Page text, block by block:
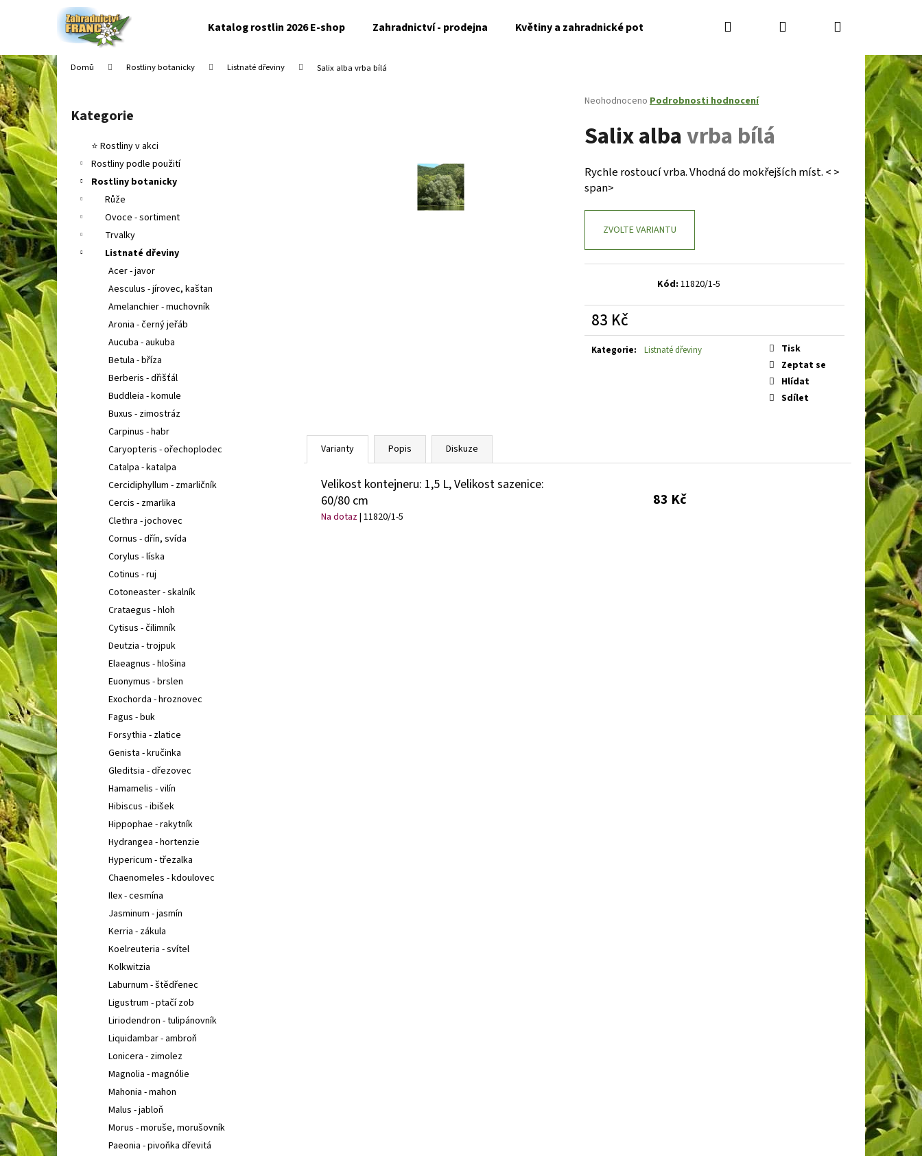
Katalog rostlin 2026 E-shop Zahradnictví - prodejna Květiny a zahradnické potřeby Kontakty Jak nakupovat
Hledat PřihlášeníNákupní
košík
Domů Rostliny botanicky Listnaté dřeviny Salix alba vrba bílá
P
o
s
t
r
a
n
n
í
p
a
n
e
l
Přeskočit
kategorie
Kategorie
⭐ Rostliny v akci
Rostliny podle použití
Rostliny botanicky
Růže
Ovoce - sortiment
Trvalky
Listnaté dřeviny
Acer - javor
Aesculus - jírovec, kaštan
Amelanchier - muchovník
Aronia - černý jeřáb
Aucuba - aukuba
Betula - bříza
Berberis - dřišťál
Buddleia - komule
Buxus - zimostráz
Carpinus - habr
Caryopteris - ořechoplodec
Catalpa - katalpa
Cercidiphyllum - zmarličník
Cercis - zmarlika
Clethra - jochovec
Cornus - dřín, svída
Corylus - líska
Cotinus - ruj
Cotoneaster - skalník
Crataegus - hloh
Cytisus - čilimník
Deutzia - trojpuk
Elaeagnus - hlošina
Euonymus - brslen
Exochorda - hroznovec
Fagus - buk
Forsythia - zlatice
Genista - kručinka
Gleditsia - dřezovec
Hamamelis - vilín
Hibiscus - ibišek
Hippophae - rakytník
Hydrangea - hortenzie
Hypericum - třezalka
Chaenomeles - kdoulovec
Ilex - cesmína
Jasminum - jasmín
Kerria - zákula
Koelreuteria - svítel
Kolkwitzia
Laburnum - štědřenec
Ligustrum - ptačí zob
Liriodendron - tulipánovník
Liquidambar - ambroň
Lonicera - zimolez
Magnolia - magnólie
Mahonia - mahon
Malus - jabloň
Morus - moruše, morušovník
Paeonia - pivoňka dřevitá
Průměrné
produktu
je
z
5
hvězdiček.
Neohodnoceno Podrobnosti hodnocení
Salix albavrba bílá
Rychle rostoucí vrba. Vhodná do mokřejších míst. < >
span>
ZVOLTE VARIANTU
Kód: 11820/1-5
83 Kč
Měrná
cena:
Kategorie: Listnaté dřeviny
Tisk
Zeptat se
Hlídat
Sdílet
Varianty Popis Diskuze
Velikost kontejneru: 1,5 L, Velikost sazenice:
60/80 cm
Na dotaz| 11820/1-5
83 Kč
í
k
Zpět
do
obchodu
Zpět
do
obchodu
Co potřebujete najít?
Doporučujeme
Následující
POLYSTICHUM ACROSTICHOIDES
LALOČNATÁ
CALLUNA VULGARIS SILVER KNIGHTVŘES